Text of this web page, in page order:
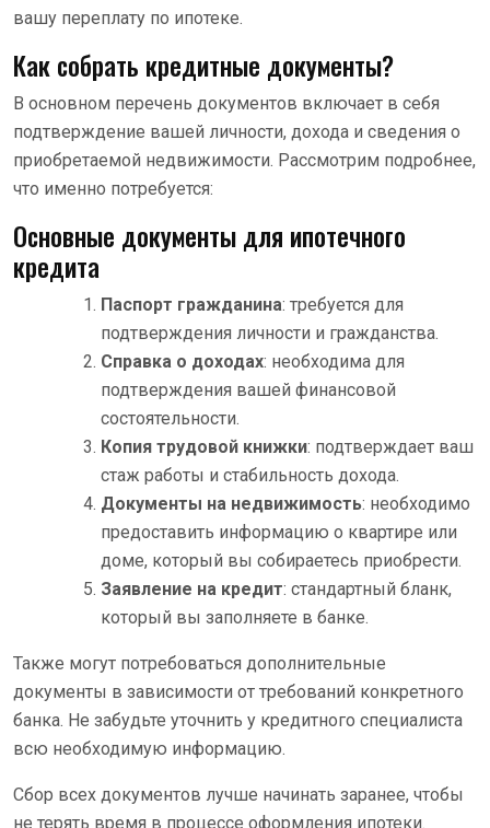
вашу переплату по ипотеке.
Как собрать кредитные документы?
В основном перечень документов включает в себя
подтверждение вашей личности, дохода и сведения о
приобретаемой недвижимости. Рассмотрим подробнее,
что именно потребуется:
Основные документы для ипотечного
кредита
Паспорт гражданина: требуется для
подтверждения личности и гражданства.
Справка о доходах: необходима для
подтверждения вашей финансовой
состоятельности.
Копия трудовой книжки: подтверждает ваш
стаж работы и стабильность дохода.
Документы на недвижимость: необходимо
предоставить информацию о квартире или
доме, который вы собираетесь приобрести.
Заявление на кредит: стандартный бланк,
который вы заполняете в банке.
Также могут потребоваться дополнительные
документы в зависимости от требований конкретного
банка. Не забудьте уточнить у кредитного специалиста
всю необходимую информацию.
Сбор всех документов лучше начинать заранее, чтобы
не терять время в процессе оформления ипотеки.